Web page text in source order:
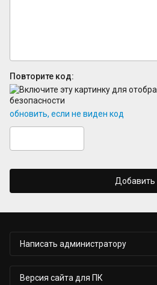
Повторите код:
обновить, если не виден код
Добавить
Написать администратору
Версия сайта для ПК